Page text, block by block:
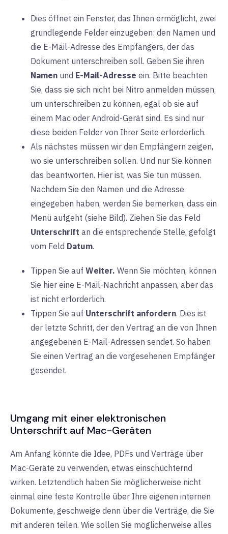
Dies öffnet ein Fenster, das Ihnen ermöglicht, zwei
grundlegende Felder einzugeben: den Namen und
die E-Mail-Adresse des Empfängers, der das
Dokument unterschreiben soll. Geben Sie ihren
Namen und E-Mail-Adresse ein. Bitte beachten
Sie, dass sie sich nicht bei Nitro anmelden müssen,
um unterschreiben zu können, egal ob sie auf
einem Mac oder Android-Gerät sind. Es sind nur
diese beiden Felder von Ihrer Seite erforderlich.
Als nächstes müssen wir den Empfängern zeigen,
wo sie unterschreiben sollen. Und nur Sie können
das beantworten. Hier ist, was Sie tun müssen.
Nachdem Sie den Namen und die Adresse
eingegeben haben, werden Sie bemerken, dass ein
Menü aufgeht (siehe Bild). Ziehen Sie das Feld
Unterschrift an die entsprechende Stelle, gefolgt
vom Feld Datum.
Tippen Sie auf Weiter. Wenn Sie möchten, können
Sie hier eine E-Mail-Nachricht anpassen, aber das
ist nicht erforderlich.
Tippen Sie auf Unterschrift anfordern. Dies ist
der letzte Schritt, der den Vertrag an die von Ihnen
angegebenen E-Mail-Adressen sendet. So haben
Sie einen Vertrag an die vorgesehenen Empfänger
gesendet.
Umgang mit einer elektronischen
Unterschrift auf Mac-Geräten
Am Anfang könnte die Idee, PDFs und Verträge über
Mac-Geräte zu verwenden, etwas einschüchternd
wirken. Letztendlich haben Sie möglicherweise nicht
einmal eine feste Kontrolle über Ihre eigenen internen
Dokumente, geschweige denn über die Verträge, die Sie
mit anderen teilen. Wie sollen Sie möglicherweise alles